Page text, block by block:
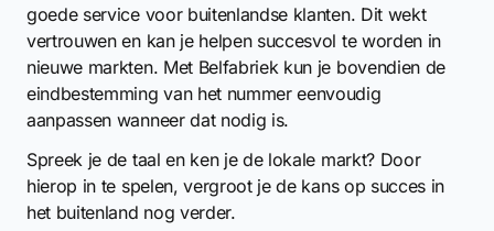
goede service voor buitenlandse klanten. Dit wekt
vertrouwen en kan je helpen succesvol te worden in
nieuwe markten. Met Belfabriek kun je bovendien de
eindbestemming van het nummer eenvoudig
aanpassen wanneer dat nodig is.
Spreek je de taal en ken je de lokale markt? Door
hierop in te spelen, vergroot je de kans op succes in
het buitenland nog verder.